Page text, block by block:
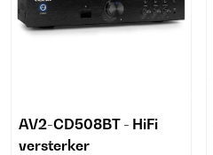
AV2-CD508BT - HiFi
versterker